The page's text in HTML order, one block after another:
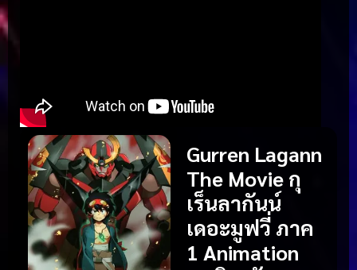
Gurren Lagann
The Movie กุ
เร็นลากันน์
เดอะมูฟวี่ ภาค
1 Animation